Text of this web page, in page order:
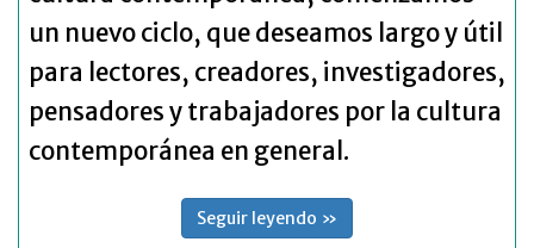
un nuevo ciclo, que deseamos largo y útil
para lectores, creadores, investigadores,
pensadores y trabajadores por la cultura
contemporánea en general.
Seguir leyendo »